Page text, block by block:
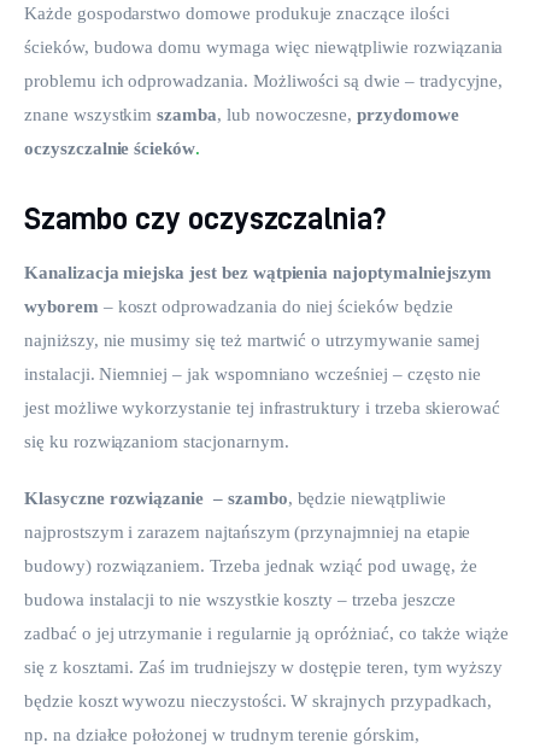
Każde gospodarstwo domowe produkuje znaczące ilości
ścieków, budowa domu wymaga więc niewątpliwie rozwiązania
problemu ich odprowadzania. Możliwości są dwie – tradycyjne,
znane wszystkim szamba, lub nowoczesne, przydomowe
oczyszczalnie ścieków.
Szambo czy oczyszczalnia?
Kanalizacja miejska jest bez wątpienia najoptymalniejszym
wyborem – koszt odprowadzania do niej ścieków będzie
najniższy, nie musimy się też martwić o utrzymywanie samej
instalacji. Niemniej – jak wspomniano wcześniej – często nie
jest możliwe wykorzystanie tej infrastruktury i trzeba skierować
się ku rozwiązaniom stacjonarnym.
Klasyczne rozwiązanie  – szambo, będzie niewątpliwie
najprostszym i zarazem najtańszym (przynajmniej na etapie
budowy) rozwiązaniem. Trzeba jednak wziąć pod uwagę, że
budowa instalacji to nie wszystkie koszty – trzeba jeszcze
zadbać o jej utrzymanie i regularnie ją opróżniać, co także wiąże
się z kosztami. Zaś im trudniejszy w dostępie teren, tym wyższy
będzie koszt wywozu nieczystości. W skrajnych przypadkach,
np. na działce położonej w trudnym terenie górskim,